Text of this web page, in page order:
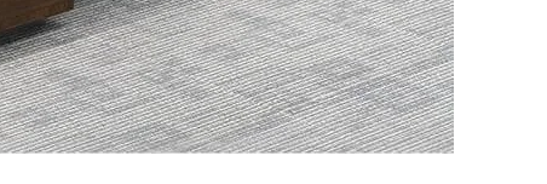
ضمن
خدمات
وان
تاتش
الاثاث
المكتبي